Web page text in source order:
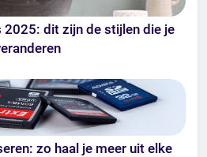
2025: dit zijn de stijlen die je
zo haal je meer uit elke